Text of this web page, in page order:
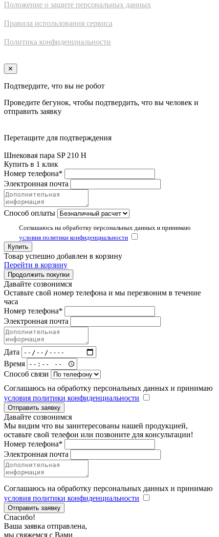
Положение о защите персональных данных
Правила использования сервиса
Политика конфиденциальности
✕
Подтвердите, что вы не робот
Проведите бегунок, чтобы подтвердить, что вы человек и
отправить заявку
Перетащите для подтверждения
Шнековая пара SP 210 H
Купить в 1 клик
Номер телефона*
Электронная почта
Способ оплаты
Соглашаюсь на обработку персональных данных и принимаю
условия политики конфиденциальности
Купить
Товар успешно добавлен в корзину
Перейти в корзину
Продолжить покупки
Давайте созвонимся
Оставьте свой номер телефона и мы перезвоним в течение
часа
Номер телефона*
Электронная почта
Дата
Время
Способ связи
Соглашаюсь на обработку персональных данных и принимаю
условия политики конфиденциальности
Отправить заявку
Давайте созвонимся
Мы видим что вы заинтересованы нашей продукцией,
оставьте свой телефон или позвоните для консультации!
Номер телефона*
Электронная почта
Соглашаюсь на обработку персональных данных и принимаю
условия политики конфиденциальности
Отправить заявку
Спасибо!
Ваша заявка отправлена,
мы свяжемся с Вами